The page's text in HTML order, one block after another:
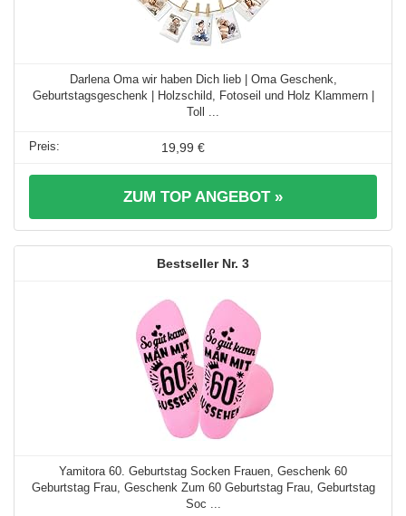
Darlena Oma wir haben Dich lieb | Oma Geschenk,
Geburtstagsgeschenk | Holzschild, Fotoseil und Holz Klammern |
Toll ...
19,99 €
ZUM TOP ANGEBOT »
3
Yamitora 60. Geburtstag Socken Frauen, Geschenk 60
Geburtstag Frau, Geschenk Zum 60 Geburtstag Frau, Geburtstag
Soc ...